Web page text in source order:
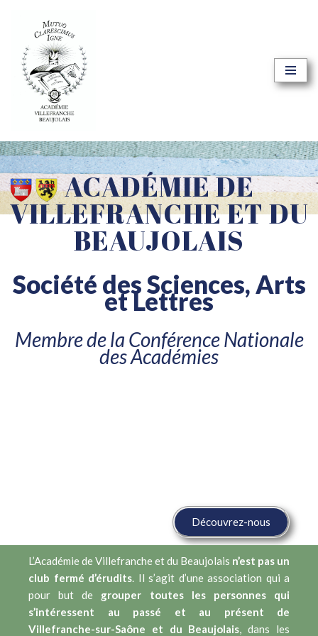
contenu
ACADÉMIE DE
VILLEFRANCHE ET DU
BEAUJOLAIS
Société des Sciences, Arts
et Lettres
Membre de la Conférence Nationale
des Académies
Découvrez-nous
L’Académie de Villefranche et du Beaujolais n’est pas un
club fermé d’érudits. Il s’agit d’une association qui a
pour but de grouper toutes les personnes qui
s’intéressent au passé et au présent de
Villefranche-sur-Saône et du Beaujolais, dans les